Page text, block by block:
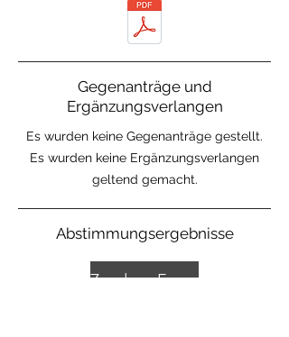
Gegenanträge und
Ergänzungsverlangen
Es wurden keine Gegenanträge gestellt.
Es wurden keine Ergänzungsverlangen
geltend gemacht.
Abstimmungsergebnisse
Zu den Ergebnissen